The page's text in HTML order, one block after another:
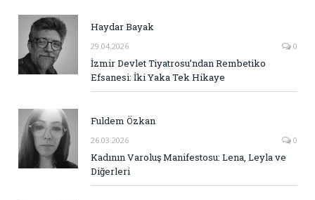
Haydar Bayak
29.04.2026 0
İzmir Devlet Tiyatrosu’ndan Rembetiko
Efsanesi: İki Yaka Tek Hikaye
Fuldem Özkan
26.03.2026 0
Kadının Varoluş Manifestosu: Lena, Leyla ve
Diğerleri